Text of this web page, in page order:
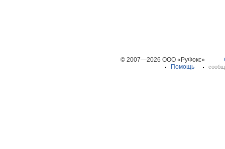
© 2007—2026 ООО «РуФокс»
Помощь